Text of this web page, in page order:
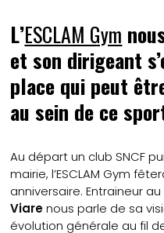
L’ESCLAM Gym
et son dirigeant
place qui peut
au sein de ce
Au départ un club SNCF
mairie, l’ESCLAM Gym
anniversaire. Entraineur
Viarenous parle de sa
évolution générale au fil